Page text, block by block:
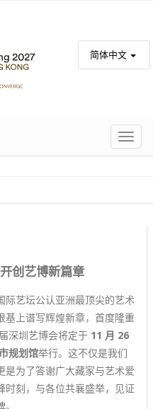
简体中文
创艺博新篇章
际艺坛公认亚洲最顶尖的艺术
基上谱写辉煌新章，首度隆重
深圳艺博会将定于 11 月 26
规划馆举行。这不仅是我们
是为了答谢广大藏家与艺术爱
时刻，与各位共襄盛举，见证